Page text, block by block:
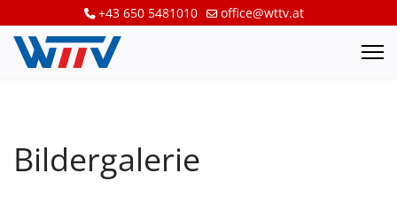
+43 650 5481010 office@wttv.at
Bildergalerie